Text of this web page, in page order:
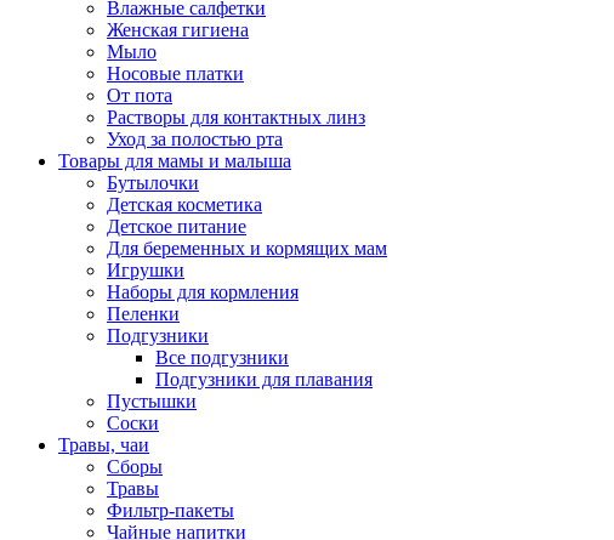
Влажные салфетки
Женская гигиена
Мыло
Носовые платки
От пота
Растворы для контактных линз
Уход за полостью рта
Товары для мамы и малыша
Бутылочки
Детская косметика
Детское питание
Для беременных и кормящих мам
Игрушки
Наборы для кормления
Пеленки
Подгузники
Все подгузники
Подгузники для плавания
Пустышки
Соски
Травы, чаи
Сборы
Травы
Фильтр-пакеты
Чайные напитки